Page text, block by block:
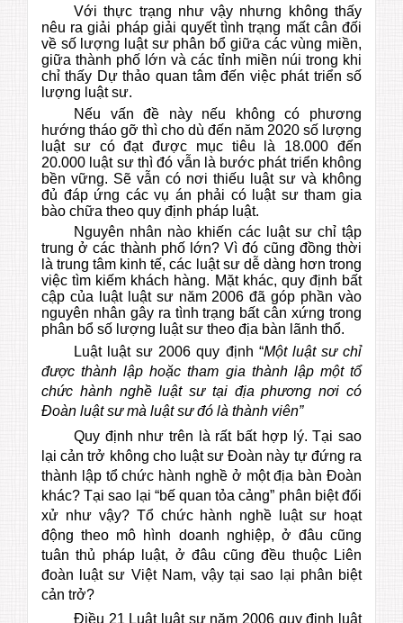
Với thực trạng như vậy nhưng không thấy
nêu ra giải pháp giải quyết tình trạng mất cân đối
về số lượng luật sư phân bổ giữa các vùng miền,
giữa thành phố lớn và các tỉnh miền núi trong khi
chỉ thấy Dự thảo quan tâm đến việc phát triển số
lượng luật sư.
Nếu vấn đề này nếu không có phương
hướng tháo gỡ thì cho dù đến năm 2020 số lượng
luật sư có đạt được mục tiêu là 18.000 đến
20.000 luật sư thì đó vẫn là bước phát triển không
bền vững. Sẽ vẫn có nơi thiếu luật sư và không
đủ đáp ứng các vụ án phải có luật sư tham gia
bào chữa theo quy định pháp luật.
Nguyên nhân nào khiến các luật sư chỉ tập
trung ở các thành phố lớn? Vì đó cũng đồng thời
là trung tâm kinh tế, các luật sư dễ dàng hơn trong
việc tìm kiếm khách hàng. Mặt khác, quy định bất
cập của luật luật sư năm 2006 đã góp phần vào
nguyên nhân gây ra tình trạng bất cân xứng trong
phân bổ số lượng luật sư theo địa bàn lãnh thổ.
Luật luật sư 2006 quy định “Một luật sư chỉ
được thành lập hoặc tham gia thành lập một tổ
chức hành nghề luật sư tại địa phương nơi có
Đoàn luật sư mà luật sư đó là thành viên”
Quy định như trên là rất bất hợp lý. Tại sao
lại cản trở không cho luật sư Đoàn này tự đứng ra
thành lập tổ chức hành nghề ở một địa bàn Đoàn
khác? Tại sao lại “bế quan tỏa cảng” phân biệt đối
xử như vậy? Tổ chức hành nghề luật sư hoạt
động theo mô hình doanh nghiệp, ở đâu cũng
tuân thủ pháp luật, ở đâu cũng đều thuộc Liên
đoàn luật sư Việt Nam, vậy tại sao lại phân biệt
cản trở?
Điều 21 Luật luật sư năm 2006 quy định luật